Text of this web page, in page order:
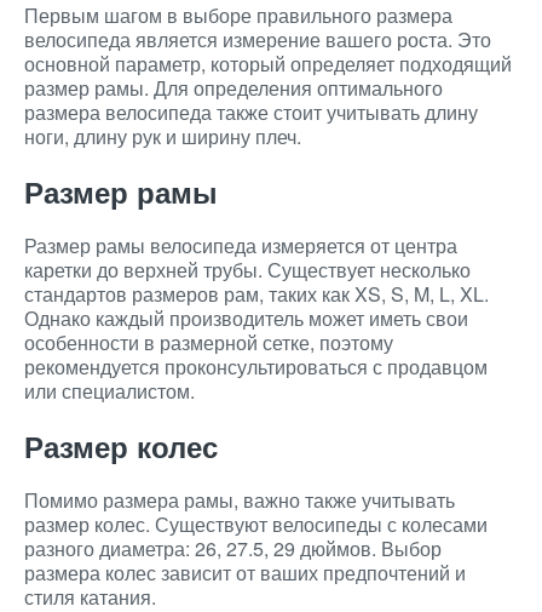
Первым шагом в выборе правильного размера
велосипеда является измерение вашего роста. Это
основной параметр, который определяет подходящий
размер рамы. Для определения оптимального
размера велосипеда также стоит учитывать длину
ноги, длину рук и ширину плеч.
Размер рамы
Размер рамы велосипеда измеряется от центра
каретки до верхней трубы. Существует несколько
стандартов размеров рам, таких как XS, S, M, L, XL.
Однако каждый производитель может иметь свои
особенности в размерной сетке, поэтому
рекомендуется проконсультироваться с продавцом
или специалистом.
Размер колес
Помимо размера рамы, важно также учитывать
размер колес. Существуют велосипеды с колесами
разного диаметра: 26, 27.5, 29 дюймов. Выбор
размера колес зависит от ваших предпочтений и
стиля катания.